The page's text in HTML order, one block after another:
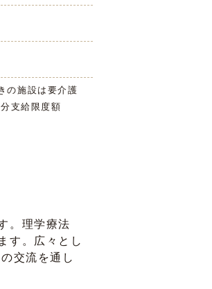
の施設は要介護
支給限度額
。理学療法
す。広々とし
交流を通し